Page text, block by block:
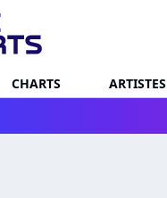
CHARTS ARTISTES